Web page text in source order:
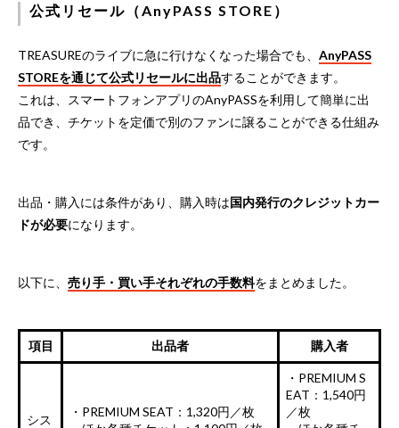
公式リセール（AnyPASS STORE）
TREASUREのライブに急に行けなくなった場合でも、 AnyPASS
STOREを通じて公式リセールに出品することができます。
これは、スマートフォンアプリのAnyPASSを利用して簡単に出
品でき、チケットを定価で別のファンに譲ることができる仕組み
です。
出品・購入には条件があり、購入時は国内発行のクレジットカー
ドが必要になります。
以下に、 売り手・買い手それぞれの手数料をまとめました。
項目 出品者 購入者
シス
・PREMIUM SEAT：1,320円／枚
・PREMIUM S
EAT：1,540円
／枚